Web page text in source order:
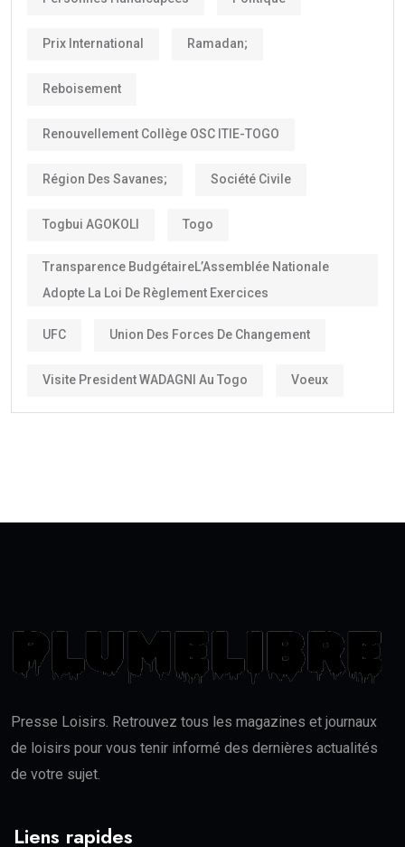
Prix International Ramadan;
Reboisement
Renouvellement Collège OSC ITIE-TOGO
Région Des Savanes; Société Civile
Togbui AGOKOLI Togo
Transparence BudgétaireL’Assemblée Nationale
Adopte La Loi De Règlement Exercices
UFC Union Des Forces De Changement
Visite President WADAGNI Au Togo Voeux
Presse Loisirs. Retrouvez tous les magazines et journaux
de loisirs pour vous tenir informé des dernières actualités
de votre sujet.
Liens rapides